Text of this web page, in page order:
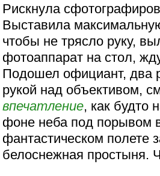
Рискнула
Выставила
чтобы не трясло руку,
фотоаппарат на стол,
Подошел официант, два
рукой над объективом,
впечатление, как будто
фоне неба под порывом
фантастическом полете
белоснежная простыня.